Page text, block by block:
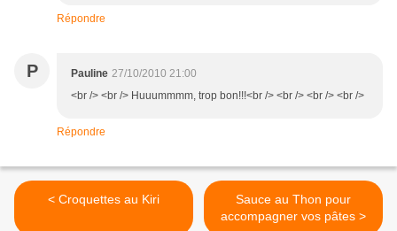
Répondre
P Pauline 27/10/2010 21:00
<br /> <br /> Huuummmm, trop bon!!!<br /> <br /> <br /> <br />
Répondre
< Croquettes au Kiri
Sauce au Thon pour
accompagner vos pâtes >